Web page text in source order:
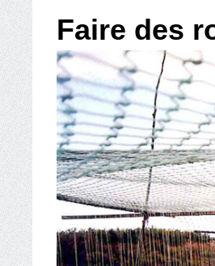
Faire des